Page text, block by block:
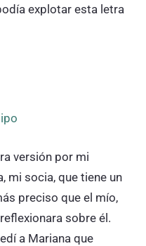
explotar esta letra
versión por mi
mi socia, que tiene un
preciso que el mío,
sobre él.
a Mariana que